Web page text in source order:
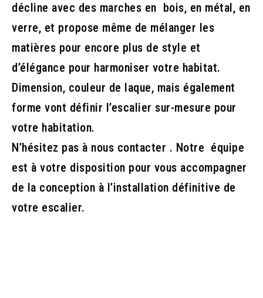
décline avec des marches en bois, en métal, en
verre, et propose même de mélanger les
matières pour encore plus de style et
d’élégance pour harmoniser votre habitat.
Dimension, couleur de laque, mais également
forme vont définir l’escalier sur-mesure pour
votre habitation.
N’hésitez pas à nous contacter . Notre équipe
est à votre disposition pour vous accompagner
de la conception à l’installation définitive de
votre escalier.